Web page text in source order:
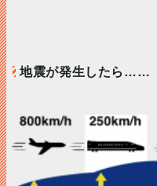
地震が発生したら……